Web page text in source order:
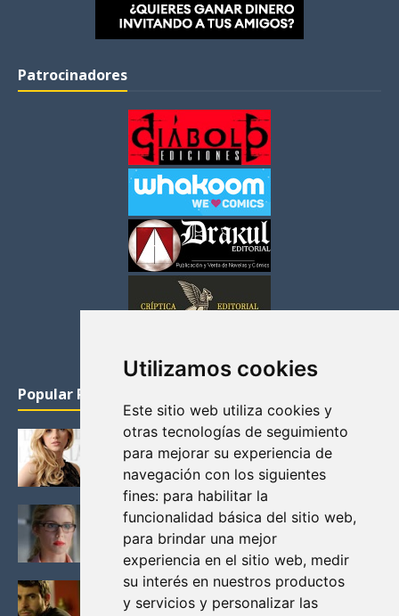
Utilizamos cookies
Este sitio web utiliza cookies y
otras tecnologías de seguimiento
para mejorar su experiencia de
navegación con los siguientes
fines: para habilitar la
funcionalidad básica del sitio web,
para brindar una mejor
experiencia en el sitio web, medir
su interés en nuestros productos
y servicios y personalizar las
Patrocinadores
Popular Posts
KATHERYN WINNICK: LA ACTRIZ MAS GUAPA DE
VIKINGOS
Junio 14, 2013
FELICITY (EMILY BETT RICKARDS), LAS FOTOS
MAS BONITAS DE LA ALIADA DE ARROW
Noviembre 30, 2013
BLACK MIRROR: TODA TU HISTORIA. EPISODIO 3.
LA CRITICA